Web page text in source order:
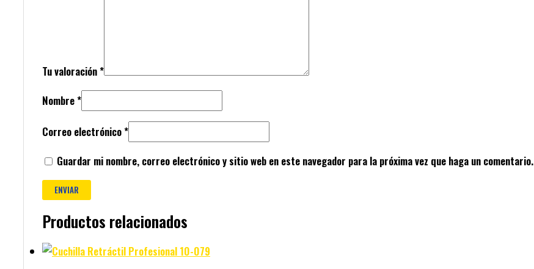
Tu valoración*
Nombre*
Correo electrónico*
Guardar mi nombre, correo electrónico y sitio web en este navegador para la próxima vez que haga un comentario.
Productos relacionados